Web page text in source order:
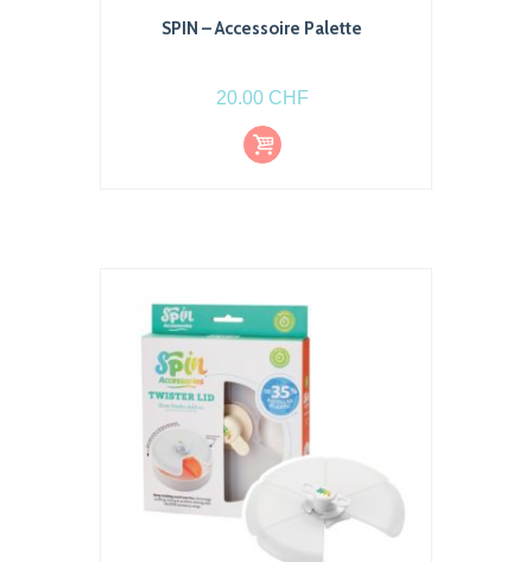
SPIN – Accessoire Palette
20.00 CHF
Ajout
er au
pani